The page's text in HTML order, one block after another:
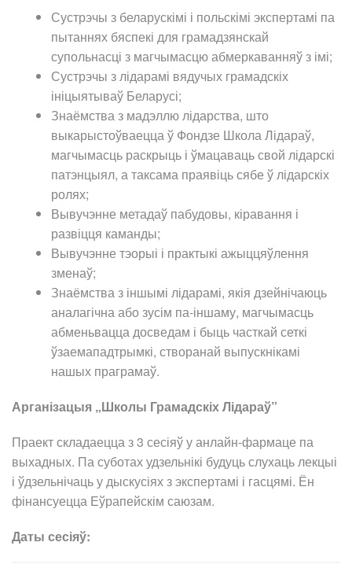
Сустрэчы з беларускімі і польскімі экспертамі па
пытаннях бяспекі для грамадзянскай
супольнасці з магчымасцю абмеркаванняў з імі;
Сустрэчы з лідарамі вядучых грамадскіх
ініцыятываў Беларусі;
Знаёмства з мадэллю лідарства, што
выкарыстоўваецца ў Фондзе Школа Лідараў,
магчымасць раскрыць і ўмацаваць свой лідарскі
патэнцыял, а таксама праявіць сябе ў лідарскіх
ролях;
Вывучэнне метадаў пабудовы, кіравання і
развіцця каманды;
Вывучэнне тэорыі і практыкі ажыццяўлення
зменаў;
Знаёмства з іншымі лідарамі, якія дзейнічаюць
аналагічна або зусім па-іншаму, магчымасць
абменьвацца досведам і быць часткай сеткі
ўзаемападтрымкі, створанай выпускнікамі
нашых праграмаў.
Арганізацыя „Школы Грамадскіх Лідараў”
Праект складаецца з 3 сесіяў у анлайн-фармаце па
выхадных. Па суботах удзельнікі будуць слухаць лекцыі
і ўдзельнічаць у дыскусіях з экспертамі і гасцямі. Ён
фінансуецца Еўрапейскім саюзам.
Даты сесіяў: